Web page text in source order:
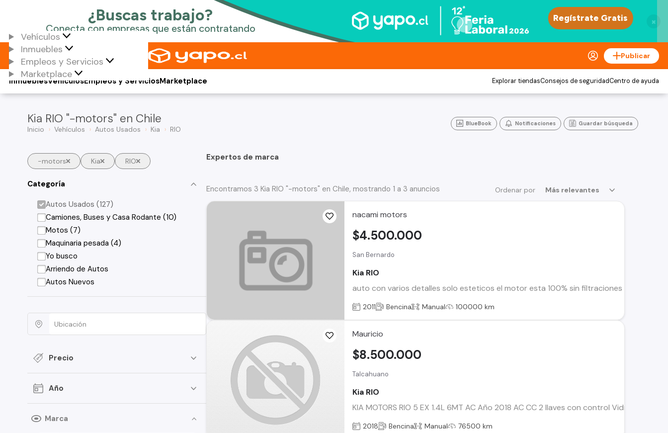
×
Vehículos
Inmuebles
Empleos y Servicios
Marketplace
Publicar
Vehículos
Inmuebles Empleos y ServiciosMarketplace Explorar tiendasConsejos de seguridadCentro de ayuda
Kia RIO "-motors" en Chile
Inicio Vehículos Autos Usados Kia RIO
BlueBook Notificaciones Guardar búsqueda
-motors Kia RIO
Categoría
Autos Usados (127)
Camiones, Buses y Casa Rodante (10)
Motos (7)
Maquinaria pesada (4)
Yo busco
Arriendo de Autos
Autos Nuevos
Precio
Año
Marca
Expertos de marca
Ordenar por Más relevantes
Encontramos 3 Kia RIO "-motors" en Chile, mostrando 1 a 3 anuncios
nacami motors
San Bernardo
Kia RIO
auto con varios detalles solo esteticos el motor esta 100% sin filtraciones de aceite
$4.500.000
2011 Bencina Manual 100000 km
Mauricio
Talcahuano
Kia RIO
KIA MOTORS RIO 5 EX 1.4L 6MT AC Año 2018 AC CC 2 llaves con control Vidrios
$8.500.000
2018 Bencina Manual 76500 km